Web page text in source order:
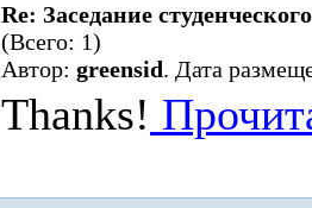
Re: Заседание
(Всего: 1)
Автор: greensid. Дата
Thanks!